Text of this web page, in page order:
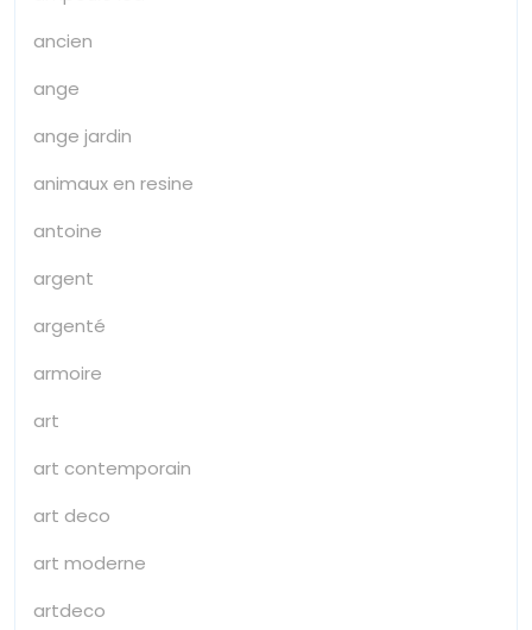
ancien
ange
ange jardin
animaux en resine
antoine
argent
argenté
armoire
art
art contemporain
art deco
art moderne
artdeco